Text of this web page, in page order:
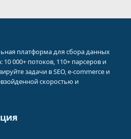
платформа для сбора данных
000+ потоков, 110+ парсеров и
задачи в SEO, e-commerce и
скоростью и